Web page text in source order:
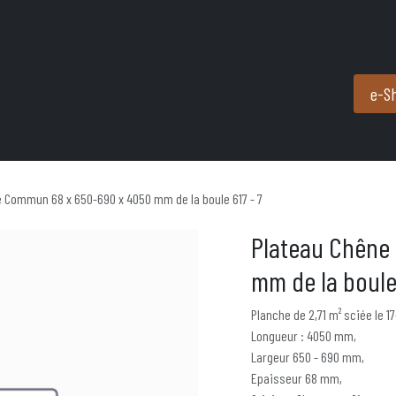
e-
Commun 68 x 650-690 x 4050 mm de la boule 617 - 7
Plateau
mm de la
Planche de 2,71 m² sciée le
Longueur : 4050 mm,
Largeur 650 - 690 mm,
Epaisseur 68 mm,